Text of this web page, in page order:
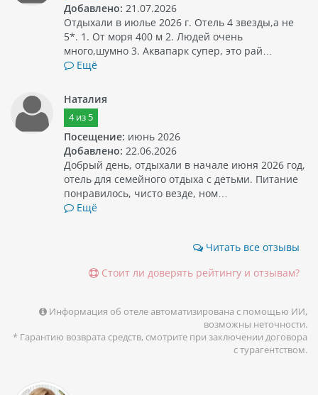
Добавлено: 21.07.2026
Отдыхали в июлье 2026 г. Отель 4 звезды,а не
5*. 1. От моря 400 м 2. Людей очень
много,шумно 3. Аквапарк супер, это рай…
Ещё
Наталия
4из 5
Посещение: июнь 2026
Добавлено: 22.06.2026
Добрый день, отдыхали в начале июня 2026 год,
отель для семейного отдыха с детьми. Питание
понравилось, чисто везде, ном…
Ещё
Читать все отзывы
Стоит ли доверять рейтингу и отзывам?
Информация об отеле автоматизирована с помощью ИИ,
возможны неточности.
* Гарантию возврата средств, смотрите при заключении договора
с турагентством.